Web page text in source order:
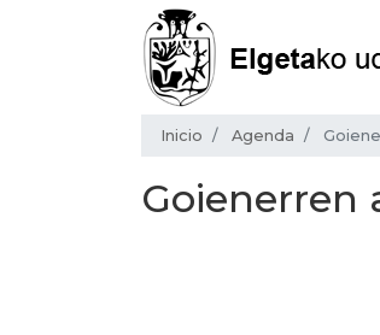
Inicio Agenda
Goienerren